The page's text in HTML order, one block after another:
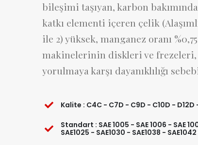
bileşimi taşıyan, karbon
katkı elementi içeren çelik
ile 2) yüksek, manganez oranı
makinelerinin diskleri ve frezeleri,
yorulmaya karşı dayanıklılığı
Kalite : C4C - C7D - C9D - C10D -
Standart : SAE 1005 - SAE 1006 - SAE
SAE1025 - SAE1030 - SAE1038 -